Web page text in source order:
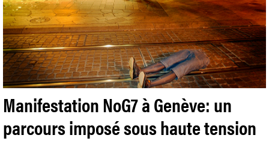
Manifestation NoG7 à Genève: un
parcours imposé sous haute tension